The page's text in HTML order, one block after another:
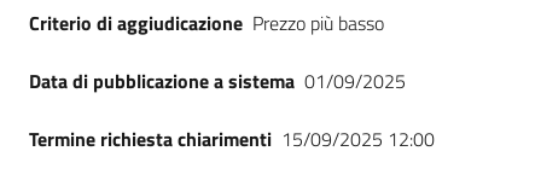
Criterio di aggiudicazione Prezzo più basso
Data di pubblicazione a sistema 01/09/2025
Termine richiesta chiarimenti 15/09/2025 12:00